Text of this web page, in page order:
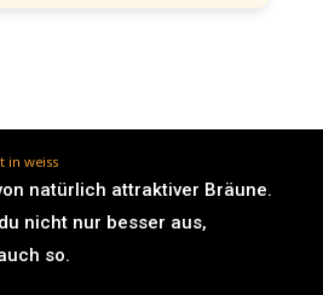
natürlich attraktiver Bräune.
nicht nur besser aus,
so.